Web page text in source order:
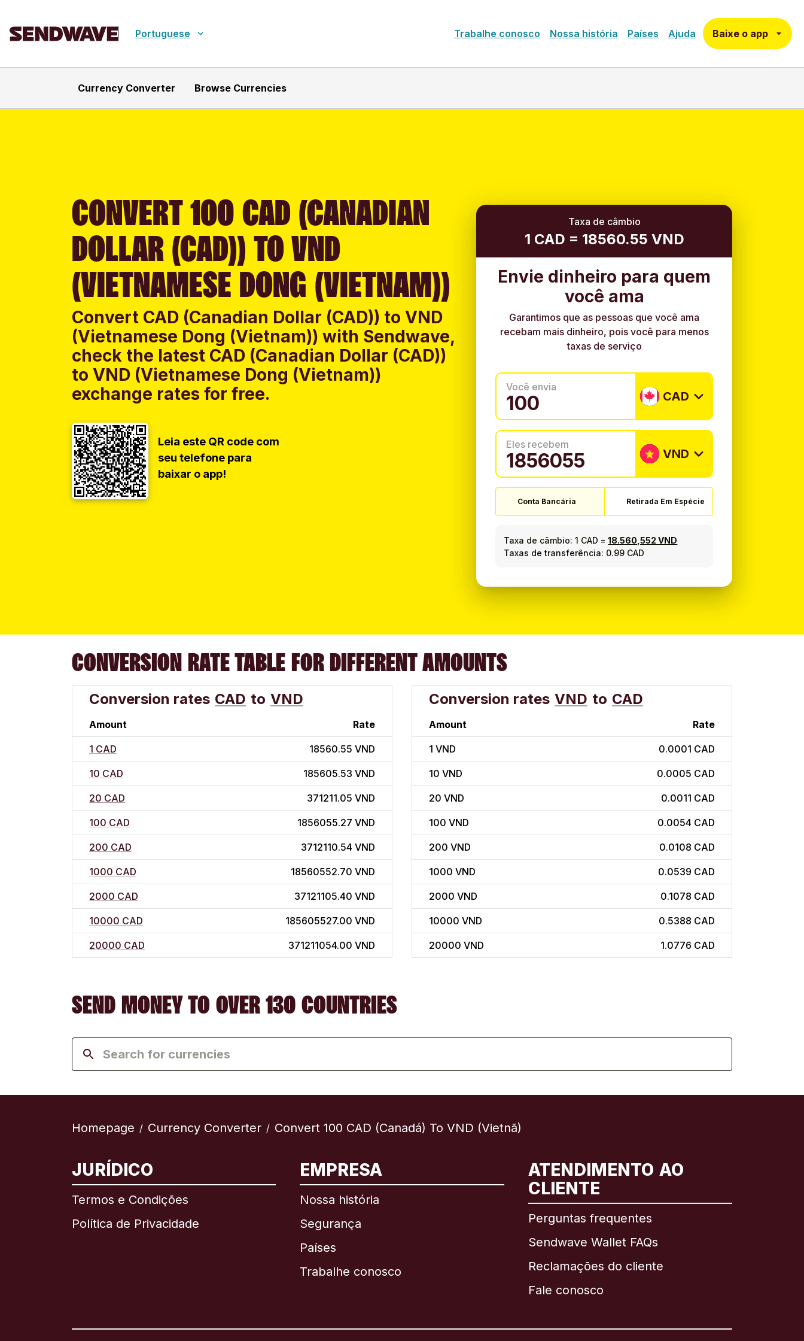
Portuguese Trabalhe conosco Nossa história Países Ajuda Baixe o app
Currency Converter Browse Currencies
CONVERT 100 CAD (CANADIAN
DOLLAR (CAD)) TO VND
(VIETNAMESE DONG (VIETNAM))
Convert CAD (Canadian Dollar (CAD)) to VND
(Vietnamese Dong (Vietnam)) with Sendwave,
check the latest CAD (Canadian Dollar (CAD))
to VND (Vietnamese Dong (Vietnam))
exchange rates for free.
Leia este QR code com
seu telefone para
baixar o app!
Taxa de câmbio
1 CAD = 18560.55 VND
Envie dinheiro para quem
você ama
Garantimos que as pessoas que você ama
recebam mais dinheiro, pois você para menos
taxas de serviço
Você envia
CAD
Eles recebem
VND
Conta Bancária Retirada Em Espécie
Taxa de câmbio: 1 CAD =18.560,552 VND
Taxas de transferência: 0.99 CAD
CONVERSION RATE TABLE FOR DIFFERENT AMOUNTS
Conversion rates CAD to VND
Amount Rate
1 CAD 18560.55 VND
10 CAD 185605.53 VND
20 CAD 371211.05 VND
100 CAD 1856055.27 VND
200 CAD 3712110.54 VND
1000 CAD 18560552.70 VND
2000 CAD 37121105.40 VND
10000 CAD 185605527.00 VND
20000 CAD 371211054.00 VND
Conversion rates VND to CAD
Amount Rate
1 VND 0.0001 CAD
10 VND 0.0005 CAD
20 VND 0.0011 CAD
100 VND 0.0054 CAD
200 VND 0.0108 CAD
1000 VND 0.0539 CAD
2000 VND 0.1078 CAD
10000 VND 0.5388 CAD
20000 VND 1.0776 CAD
SEND MONEY TO OVER 130 COUNTRIES
Homepage / Currency Converter / Convert 100 CAD (Canadá) To VND (Vietnã)
JURÍDICO
Termos e Condições
Política de Privacidade
EMPRESA
Nossa história
Segurança
Países
Trabalhe conosco
ATENDIMENTO AO
CLIENTE
Perguntas frequentes
Sendwave Wallet FAQs
Reclamações do cliente
Fale conosco
Internacional English